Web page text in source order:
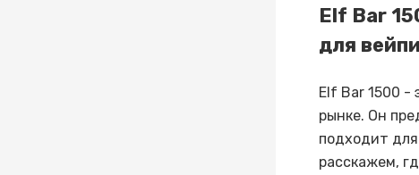
Elf Bar
для
Elf Bar 1500 -
рынке. Он
подходит
расскажем,